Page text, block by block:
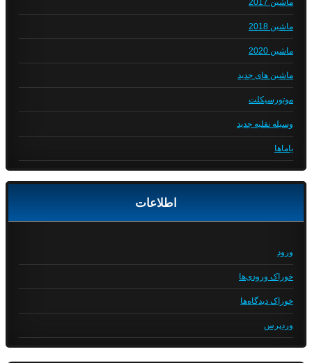
ماشین 2017
ماشین 2018
ماشین 2020
ماشین های جدید
موتورسیکلت
وسیله نقلیه جدید
یاماها
اطلاعات
ورود
خوراک ورودی‌ها
خوراک دیدگاه‌ها
وردپرس